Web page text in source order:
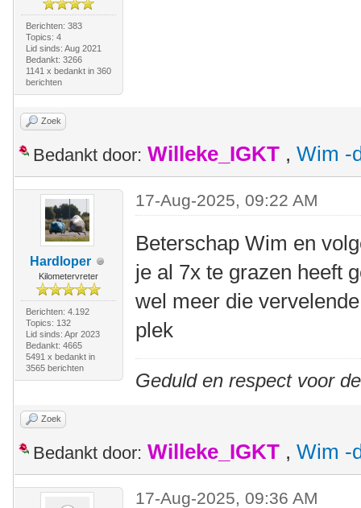
Berichten: 383
Topics: 4
Lid sinds: Aug 2021
Bedankt: 3266
1141 x bedankt in 360
berichten
Zoek
Bedankt door: Willeke_IGKT , Wim -
Hardloper
Kilometervreter
Berichten: 4.192
Topics: 132
Lid sinds: Apr 2023
Bedankt: 4665
5491 x bedankt in
3565 berichten
17-Aug-2025, 09:22 AM
Beterschap Wim en
je al 7x te grazen heeft
wel meer die
plek
Geduld en respect voor
Zoek
Bedankt door: Willeke_IGKT , Wim -
17-Aug-2025, 09:36 AM